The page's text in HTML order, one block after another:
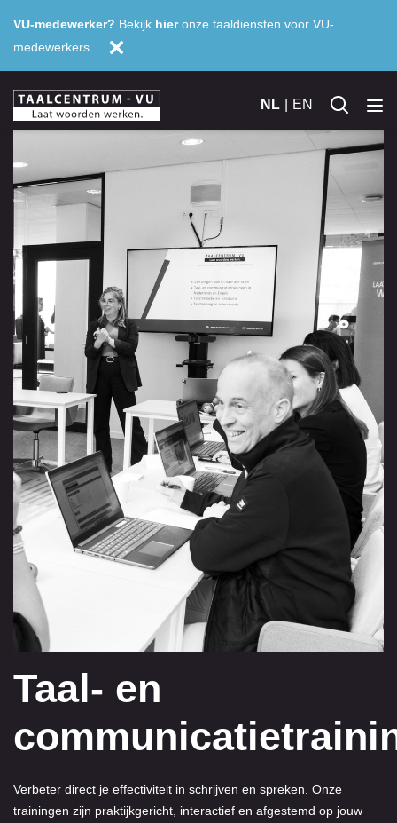
VU-medewerker? Bekijk hieronze taaldiensten voor VU-
medewerkers.
EN
NL
Taal- en
Verbeter direct je effectiviteit in schrijven en spreken. Onze
trainingen zijn praktijkgericht, interactief en afgestemd op jouw